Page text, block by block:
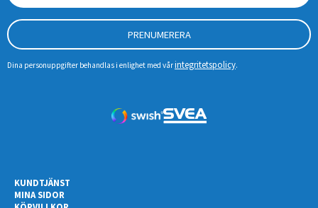
PRENUMERERA
Dina personuppgifter behandlas i enlighet med vårintegritetspolicy.
KUNDTJÄNST
MINA SIDOR